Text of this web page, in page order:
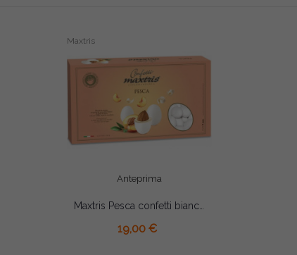
Anteprima
Maxtris
19,00 €